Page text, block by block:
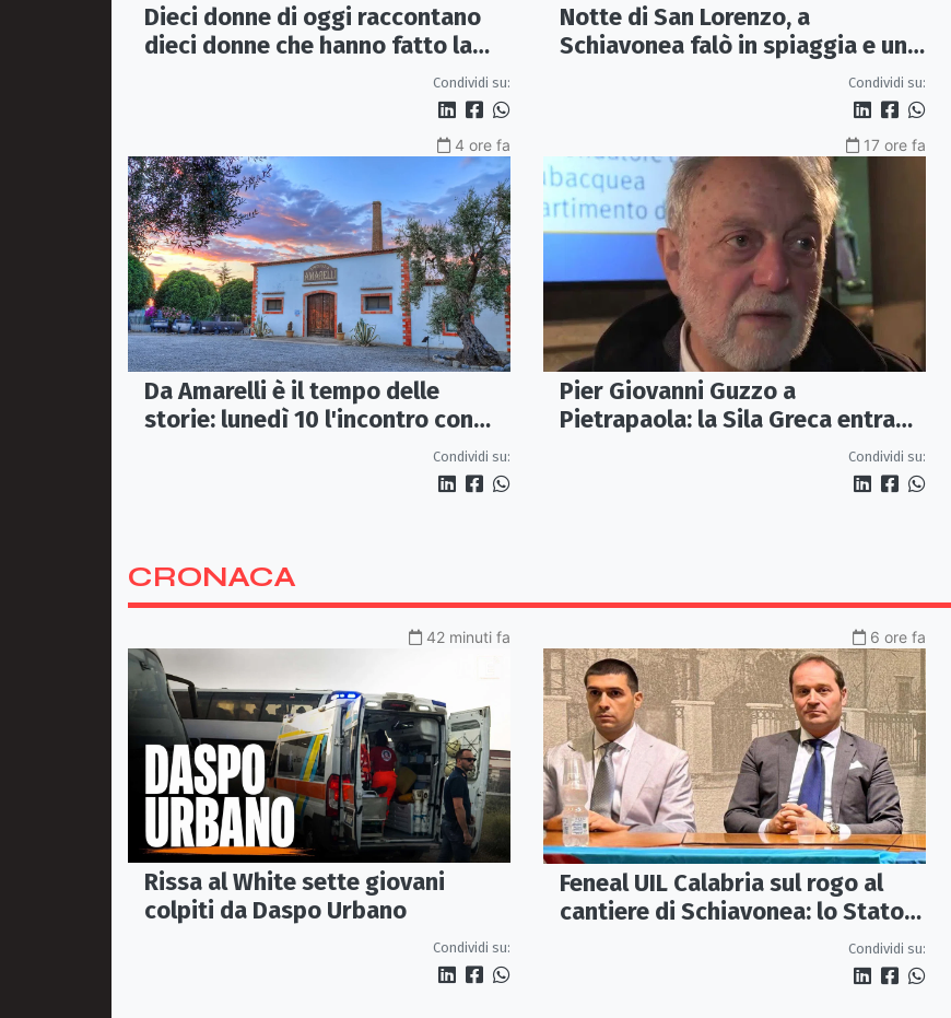
Dieci donne di oggi raccontano
dieci donne che hanno fatto la
Condividi su:
Notte di San Lorenzo, a
Schiavonea falò in spiaggia e un
Condividi su:
4 ore fa
Da Amarelli è il tempo delle
storie: lunedì 10 l'incontro con
Condividi su:
17 ore fa
Pier Giovanni Guzzo a
Pietrapaola: la Sila Greca entra
nel grande dibattito archeologico
Condividi su:
CRONACA
42 minuti fa
Rissa al White sette giovani
colpiti da Daspo Urbano
Condividi su:
6 ore fa
Feneal UIL Calabria sul rogo al
cantiere di Schiavonea: lo Stato
rafforzi i presìdi di legalitàCondividi su: